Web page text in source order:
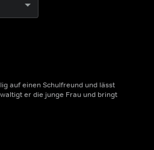
auf einen Schulfreund und lässt
er die junge Frau und bringt